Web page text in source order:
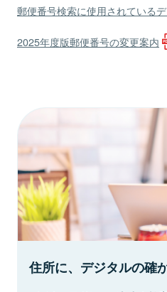
郵便番号検索に使用されている
2025年度版郵便番号の変更案内
住所に、デジタルの確